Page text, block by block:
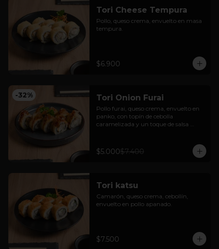
Tori Cheese Tempura
Pollo, queso crema, envuelto en masa
tempura.
$6.900
-32% Tori Onion Furai
Pollo furai, queso crema, envuelto en
panko, con topín de cebolla
caramelizada y un toque de salsa
$5.000$7.400
Tori katsu
Camarón, queso crema, cebollín,
envuelto en pollo apanado.
$7.500